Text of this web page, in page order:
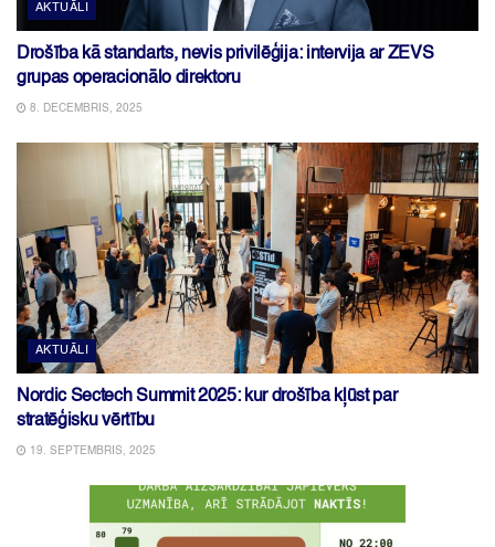
AKTUĀLI
Drošība kā standarts, nevis privilēģija: intervija ar ZEVS
grupas operacionālo direktoru
8. DECEMBRIS, 2025
AKTUĀLI
Nordic Sectech Summit 2025: kur drošība kļūst par
stratēģisku vērtību
19. SEPTEMBRIS, 2025